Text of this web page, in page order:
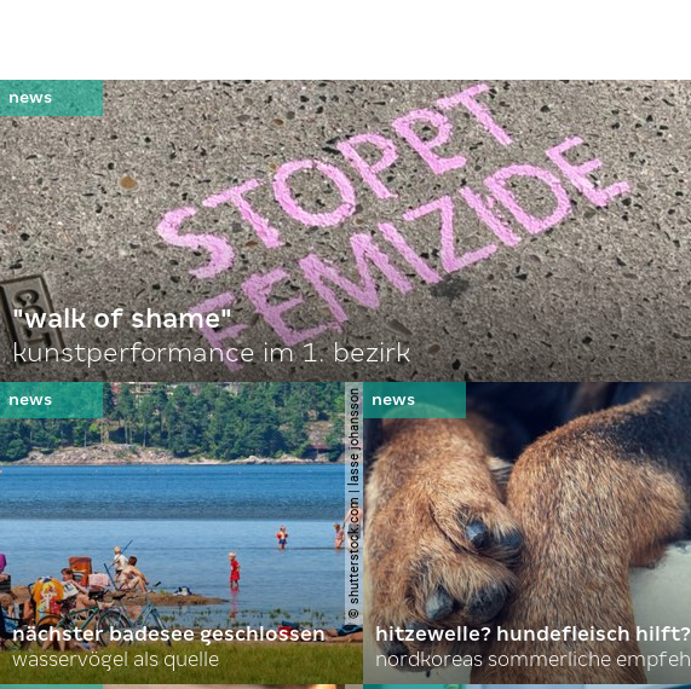
"walk of shame"
kunstperformance im 1. bezirk
© shutterstock.com | lasse johansson
nächster badesee geschlossen
wasservögel als quelle
hitzewelle? hundefleisch hilft?